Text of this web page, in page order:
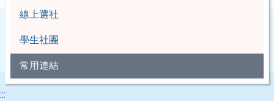
線上選社
學生社團
常用連結
:::